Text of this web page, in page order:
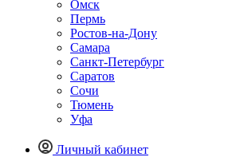
Омск
Пермь
Ростов-на-Дону
Самара
Санкт-Петербург
Саратов
Сочи
Тюмень
Уфа
Личный кабинет